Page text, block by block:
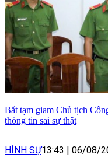
Bắt tạm giam Chủ tịch
thông tin sai sự thật
HÌNH SỰ13:43 06/08/